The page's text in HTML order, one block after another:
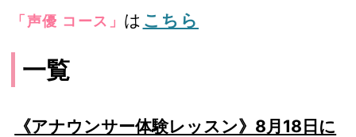
「声優 コース」 は こちら
一覧
《アナウンサー体験レッスン》8月18日に